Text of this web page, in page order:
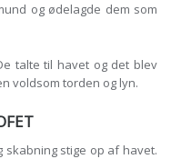
og ødelagde dem som
talte til havet og det blev
voldsom torden og lyn.
stige op af havet.